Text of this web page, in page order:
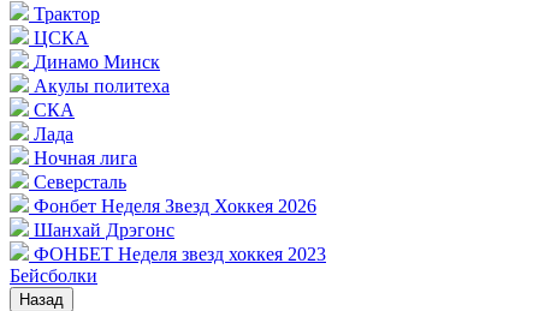
Трактор
ЦСКА
Динамо Минск
Акулы политеха
СКА
Лада
Ночная лига
Северсталь
Фонбет Неделя Звезд Хоккея 2026
Шанхай Дрэгонс
ФОНБЕТ Неделя звезд хоккея 2023
Бейсболки
Назад